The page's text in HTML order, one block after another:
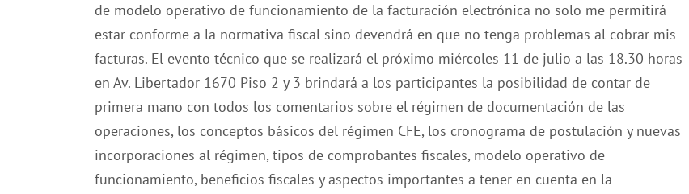
de modelo operativo de funcionamiento de la facturación electrónica no solo me permitirá
estar conforme a la normativa fiscal sino devendrá en que no tenga problemas al cobrar mis
facturas. ​El evento técnico que se realizará el próximo miércoles 11 de julio a las 18.30 horas
en Av. Libertador 1670 Piso 2 y 3 brindará a los participantes la posibilidad de contar de
primera mano con todos los comentarios sobre el régimen de documentación de las
operaciones, los conceptos básicos del régimen CFE, los cronograma de postulación y nuevas
incorporaciones al régimen, tipos de comprobantes fiscales, modelo operativo de
funcionamiento, beneficios fiscales y aspectos importantes a tener en cuenta en la